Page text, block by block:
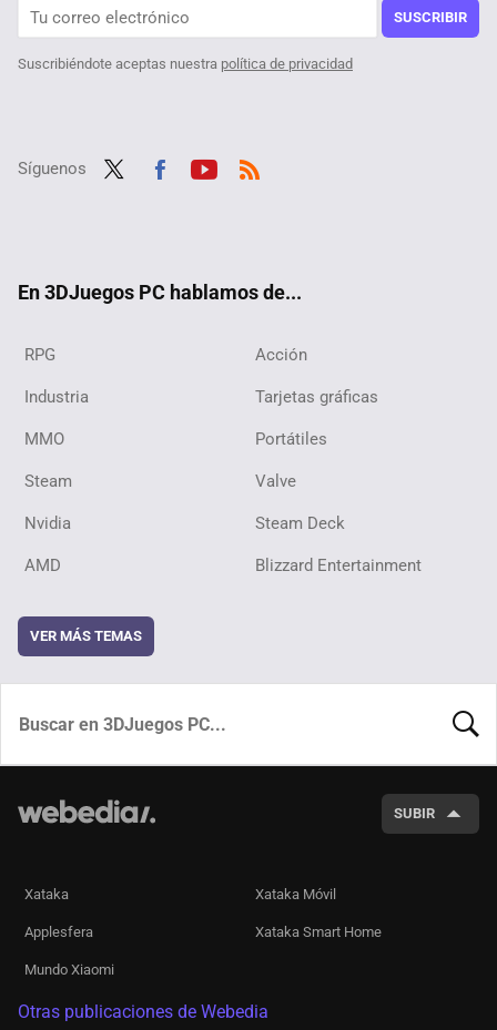
SUSCRIBIR
Suscribiéndote aceptas nuestra política de privacidad
Síguenos
En 3DJuegos PC hablamos de...
RPG Acción
Industria Tarjetas gráficas
MMO Portátiles
Steam Valve
Nvidia Steam Deck
AMD Blizzard Entertainment
VER MÁS TEMAS
SUBIR
Xataka Xataka Móvil
Applesfera Xataka Smart Home
Mundo Xiaomi
Otras publicaciones de Webedia